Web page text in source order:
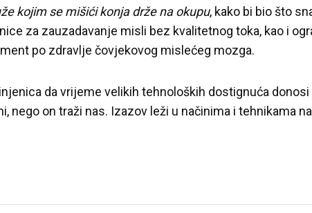
kojim se mišići konja drže na okupu, kako bi bio što
za zauzadavanje misli bez kvalitetnog toka, kao i
po zdravlje čovjekovog mislećeg mozga.
da vrijeme velikih tehnoloških dostignuća
nego on traži nas. Izazov leži u načinima i tehnikama